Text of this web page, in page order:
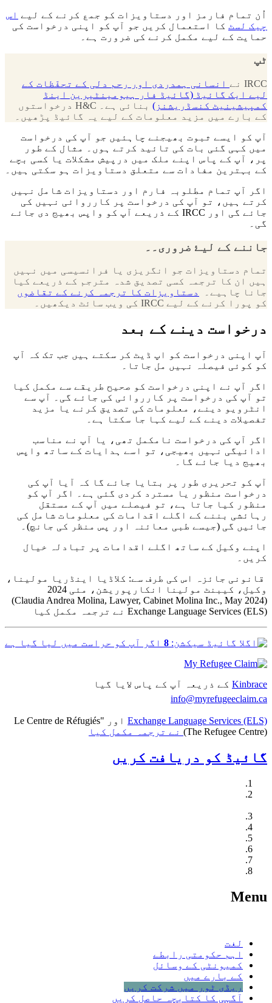
اُن تمام فارمز اور دستاویزات کو جمع کرنے کے لیے اس
چیک لسٹ کا استعمال کریں جو آپ کو اپنی درخواست کی
حمایت کے لیے مکمل کرنے کی ضرورت ہے۔
ٹپ
IRCC نے
انسانی ہمدردی اور رحم دلی کے تحفّظات کے
لیے ایک گائیڈ (گائیڈ فار ہیومینٹیرین اینڈ
کمپیشینیٹ کنسڈریشنز)
بنائی ہے۔ H&C درخواستوں
کے بارے میں مزید معلومات کے لیے یہ گائیڈ پڑھیں۔
آپ کو ایسے ثبوت بھیجنے چاہئیں جو آپ کی درخواست
میں کہی گئی بات کی تائید کرتے ہوں۔ مثال کے طور
پر، آپ کے پاس اپنے ملک میں درپیش مشکلات یا کسی بچے
کے بہترین مفادات سے متعلق دستاویزات ہو سکتی ہیں۔
اگر آپ تمام مطلوبہ فارم اور دستاویزات شامل نہیں
کرتے ہیں، تو آپ کی درخواست پر کارروائی نہیں کی
جائے گی اور IRCC کے ذریعے آپ کو واپس بھیج دی جائے
گی۔
جاننے کے لیۓ ضروری۔۔
تمام دستاویزات جو انگریزی یا فرانسیسی میں نہیں
ہیں ان کا ترجمہ کسی تصدیق شدہ مترجم کے ذریعے کیا
جانا چاہیے۔
دستاویزات کا ترجمہ کرنے کے ‎تقاضوں
کو پورا کرنے کے لیے IRCC کی ویب سائٹ دیکھیں۔
درخواست دینے کے بعد
آپ اپنی درخواست کو اپ ڈیٹ کر سکتے ہیں جب تک کہ آپ
کو کوئی فیصلہ نہیں مل جاتا۔
اگر آپ نے اپنی درخواست کو صحیح طریقے سے مکمل کیا
تو آپ کی درخواست پر کارروائی کی جائے گی۔ آپ سے
انٹرویو دینے، معلومات کی تصدیق کرنے یا مزید
تفصیلات دینے کے لیے کہا جا سکتا ہے۔
اگر آپ کی درخواست نامکمل تھی، یا آپ نے مناسب
ادائیگی نہیں بھیجی، تو اسے ہدایات کے ساتھ واپس
بھیج دیا جائے گا۔
آپ کو تحریری طور پر بتایا جائے گا کہ آیا آپ کی
درخواست منظور یا مسترد کردی گئی ہے۔ اگر آپ کو
منظور کیا جاتا ہے، تو فیصلے میں آپ کے مستقل
رہائشی بننے کے اگلے اقدامات کی معلومات شامل کی
جائیں گی (جیسے طبی معائنہ اور پس منظر کی جانچ)۔
اپنے وکیل کے ساتھ اگلے اقدامات پر تبادلہ خیال
کریں۔
قانونی جائزہ اس کی طرف سے: کلاڈیا اینڈریا مولینا،
وکیل، کیبنٹ مولینا انکارپوریشن، مئی 2024
(Claudia Andrea Molina, Lawyer, Cabinet Molina Inc., May 2024)
Exchange Language Services (ELS) نے ترجمہ مکمل کیا
8 اگر آپ کو حراست میں لیا گیا ہے
Kinbrace کے ذریعہ آپ کے پاس لایا گیا
info@myrefugeeclaim.ca
Exchange Language Services (ELS)
اور "Le Centre de Réfugiés
(The Refugee Centre) نے ترجمہ مکمل کیا
گائیڈ کو دریافت کریں
Menu
لغت
اہم حکومتی رابطے
کمیونٹی کے وسائل
کے بارے میں
ریڈی ٹور میں شرکت کریں
آگہی کا کتابچہ حاصل کریں